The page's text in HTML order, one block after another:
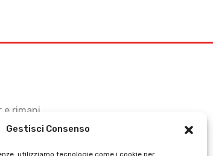
Gestisci Consenso
utilizziamo tecnologie come i cookie per
e rimani